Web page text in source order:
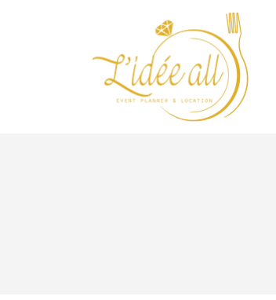
26700 Pierrelatte